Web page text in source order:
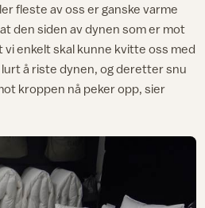
fleste av oss er ganske varme
den siden av dynen som er mot
vi enkelt skal kunne kvitte oss med
å riste dynen, og deretter snu
kroppen nå peker opp, sier